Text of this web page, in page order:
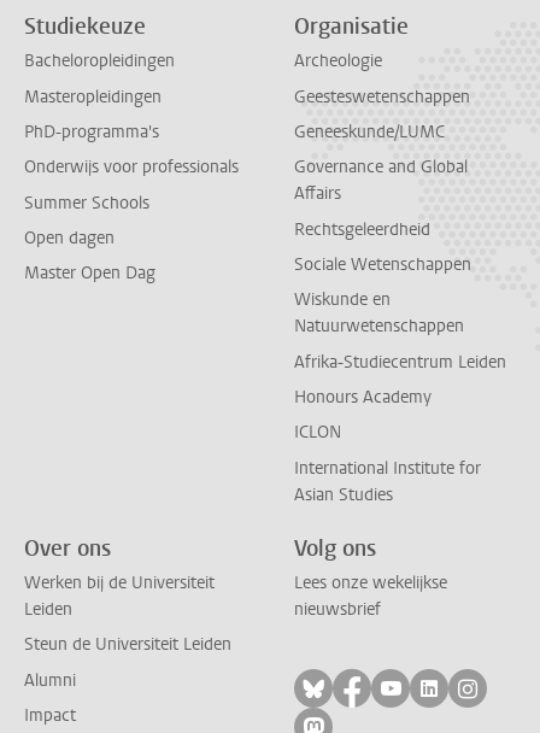
Studiekeuze
Bacheloropleidingen
Masteropleidingen
PhD-programma's
Onderwijs voor professionals
Summer Schools
Open dagen
Master Open Dag
Organisatie
Archeologie
Geesteswetenschappen
Geneeskunde/LUMC
Governance and Global
Affairs
Rechtsgeleerdheid
Sociale Wetenschappen
Wiskunde en
Natuurwetenschappen
Afrika-Studiecentrum Leiden
Honours Academy
ICLON
International Institute for
Asian Studies
Over ons
Werken bij de Universiteit
Leiden
Steun de Universiteit Leiden
Alumni
Impact
Volg ons
Lees onze wekelijkse
nieuwsbrief
Volg ons op bluesky
Volg ons op
Volg ons op
Volg ons
Volg
Volg ons op mastodon